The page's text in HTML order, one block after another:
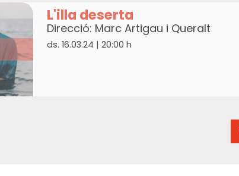
L'illa deserta
Direcció: Marc Artigau i Queralt
ds. 16.03.24 | 20:00 h